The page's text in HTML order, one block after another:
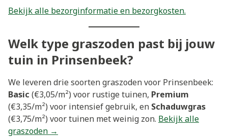
Bekijk alle bezorginformatie en bezorgkosten.
Welk type graszoden past bij jouw
tuin in Prinsenbeek?
We leveren drie soorten graszoden voor Prinsenbeek:
Basic (€3,05/m²) voor rustige tuinen, Premium
(€3,35/m²) voor intensief gebruik, en Schaduwgras
(€3,75/m²) voor tuinen met weinig zon. Bekijk alle
graszoden →